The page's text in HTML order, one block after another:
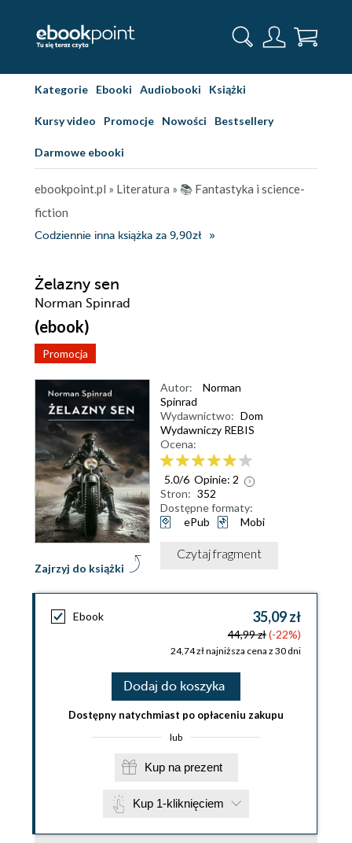
Kategorie Ebooki Audiobooki Książki
Kursy video Promocje Nowości Bestsellery
Darmowe ebooki
ebookpoint.pl » Literatura » 📚 Fantastyka i science-
fiction
Codziennie inna książka za 9,90zł
Żelazny sen
Norman Spinrad
(ebook)
Promocja
Zajrzyj do książki
Autor:
Norman
Spinrad
Wydawnictwo: Dom
Wydawniczy REBIS
Ocena:
5.0/6 Opinie: 2
Stron: 352
Dostępne formaty:
ePub
Mobi
Czytaj fragment
Ebook 35,09 zł
44,99 zł(-22%)
24,74 zł najniższa cena z 30 dni
Dodaj do koszyka
Dostępny natychmiast po opłaceniu zakupu
lub
Kup na prezent
Kup 1-kliknięciem